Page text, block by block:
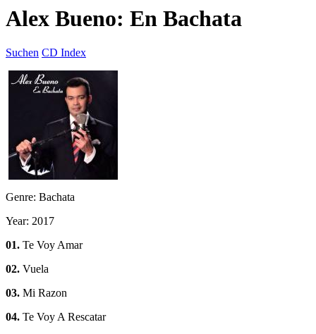
Alex Bueno: En Bachata
Suchen CD Index
Genre: Bachata
Year: 2017
01. Te Voy Amar
02. Vuela
03. Mi Razon
04. Te Voy A Rescatar